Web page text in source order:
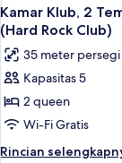
Rokok
(Hard
Rock
Club)
1
Tempat
Tidur
King,
Bebas
Rokok
(Hard
Club)
semua
foto
untuk
Kamar
Klub,
2
Tempat
5
Kamar Klub, 2
(Hard Rock Club)
35 meter persegi
Kapasitas 5
2 queen
Wi-Fi Gratis
Rincian
Rincian